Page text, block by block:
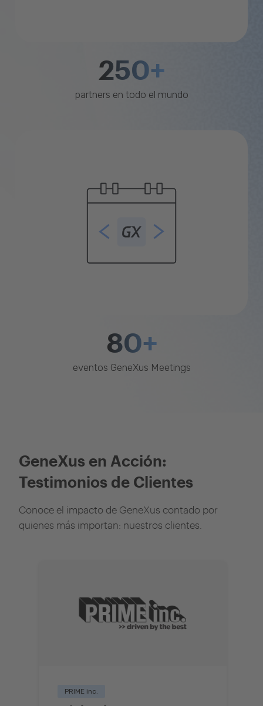
250+
partners en todo el mundo
80+
eventos GeneXus Meetings
GeneXus en Acción:
Testimonios de Clientes
Conoce el impacto de GeneXus contado por
quienes más importan: nuestros clientes.
PRIME inc.